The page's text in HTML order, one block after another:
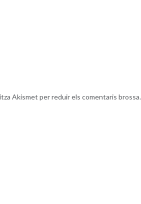
Akismet per reduir els comentaris brossa.